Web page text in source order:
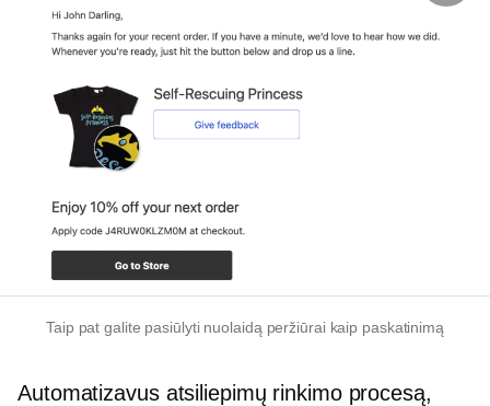
Taip pat galite pasiūlyti nuolaidą peržiūrai kaip paskatinimą
Automatizavus atsiliepimų rinkimo procesą,